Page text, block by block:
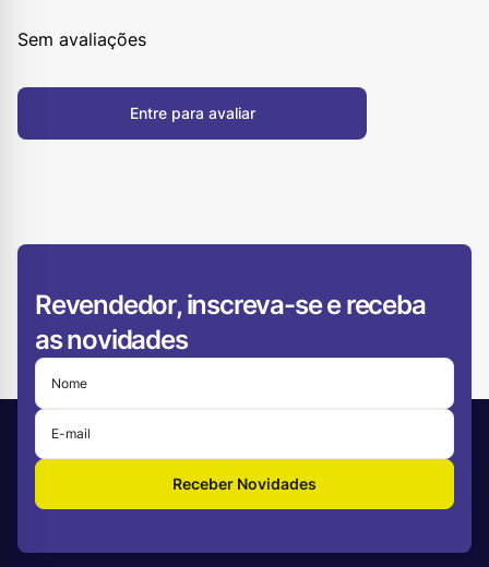
Sem avaliações
Entre para avaliar
Revendedor, inscreva-se e receba
as novidades
Receber Novidades